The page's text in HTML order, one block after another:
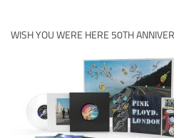
WISH YOU WERE HERE 50TH